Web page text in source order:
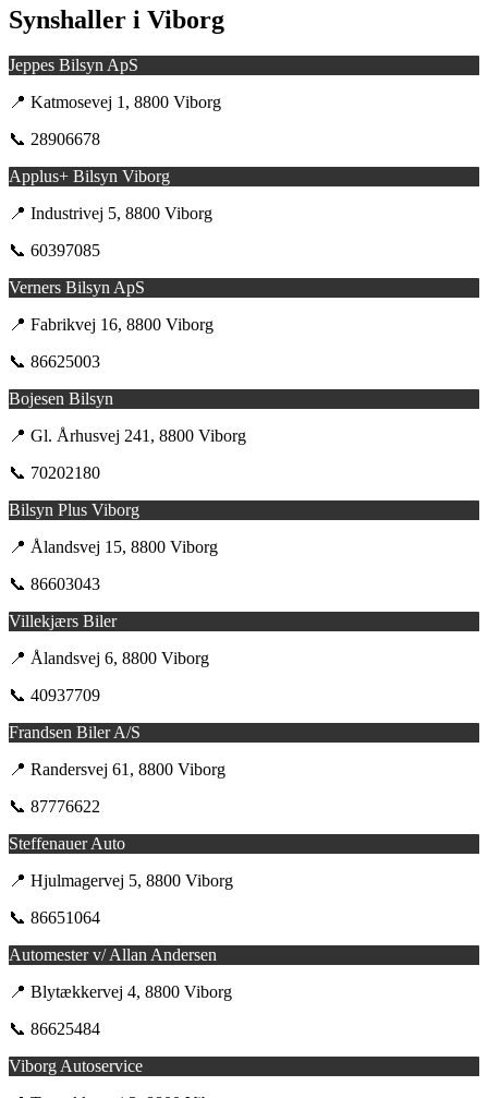
Synshaller i Viborg
Jeppes Bilsyn ApS
📍 Katmosevej 1, 8800 Viborg
📞 28906678
Applus+ Bilsyn Viborg
📍 Industrivej 5, 8800 Viborg
📞 60397085
Verners Bilsyn ApS
📍 Fabrikvej 16, 8800 Viborg
📞 86625003
Bojesen Bilsyn
📍 Gl. Århusvej 241, 8800 Viborg
📞 70202180
Bilsyn Plus Viborg
📍 Ålandsvej 15, 8800 Viborg
📞 86603043
Villekjærs Biler
📍 Ålandsvej 6, 8800 Viborg
📞 40937709
Frandsen Biler A/S
📍 Randersvej 61, 8800 Viborg
📞 87776622
Steffenauer Auto
📍 Hjulmagervej 5, 8800 Viborg
📞 86651064
Automester v/ Allan Andersen
📍 Blytækkervej 4, 8800 Viborg
📞 86625484
Viborg Autoservice